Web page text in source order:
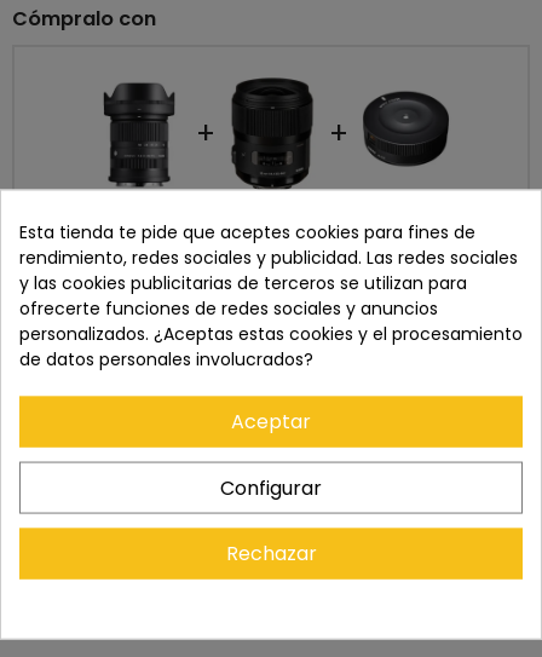
Cómpralo con
+ +
Añadir los tres al carrito
infoÚltimos artículos en stock
Mostrar detalles
Este producto:SIGMA 18-50MM F2.8 DC DN
CONTEMPORARY (LEICA L)
479,00 €
SIGMA 35mm f1.4 DG HSM ART NIKON
SIGMA USB DOCK UD-01
55,00 €
Esta tienda te pide que aceptes cookies para fines de
rendimiento, redes sociales y publicidad. Las redes sociales
y las cookies publicitarias de terceros se utilizan para
ofrecerte funciones de redes sociales y anuncios
personalizados. ¿Aceptas estas cookies y el procesamiento
de datos personales involucrados?
Aceptar
Configurar
Rechazar